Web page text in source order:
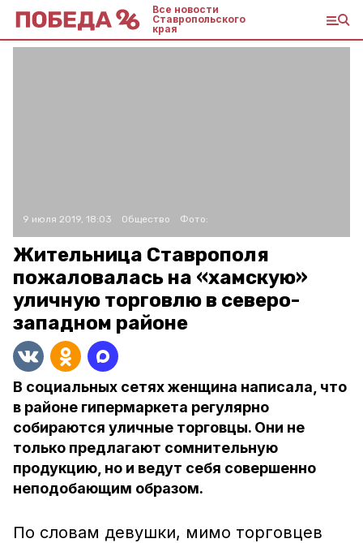
Все новости
Ставропольского
края
9 июля 2019, 18:03 Общество Фото:
Жительница Ставрополя
пожаловалась на «хамскую»
уличную торговлю в северо-
западном районе
В социальных сетях женщина написала, что
в районе гипермаркета регулярно
собираются уличные торговцы. Они не
только предлагают сомнительную
продукцию, но и ведут себя совершенно
неподобающим образом.
По словам девушки, мимо торговцев